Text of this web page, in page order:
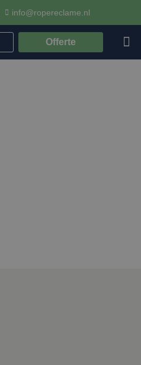
info@ropereclame.nl
Offerte